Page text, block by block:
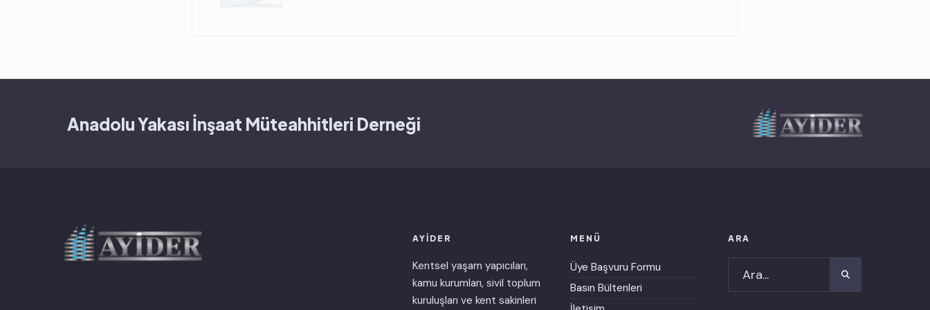
Anadolu Yakası İnşaat Müteahhitleri Derneği
AYİDER
Kentsel yaşam yapıcıları,
kamu kurumları, sivil toplum
kuruluşları ve kent sakinleri
MENÜ
Üye Başvuru Formu
Basın Bültenleri
ARA